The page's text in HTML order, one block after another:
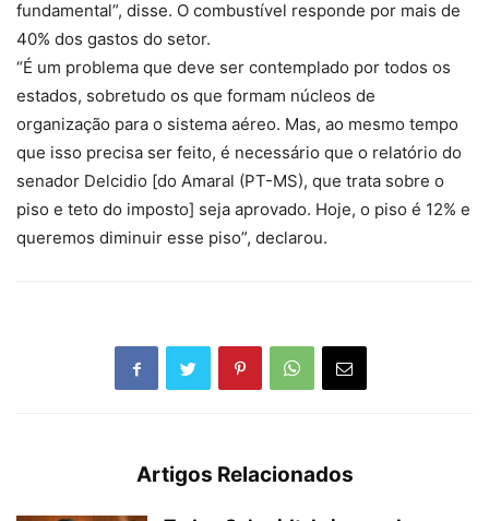
fundamental”, disse. O combustível responde por mais de
40% dos gastos do setor.
“É um problema que deve ser contemplado por todos os
estados, sobretudo os que formam núcleos de
organização para o sistema aéreo. Mas, ao mesmo tempo
que isso precisa ser feito, é necessário que o relatório do
senador Delcidio [do Amaral (PT-MS), que trata sobre o
piso e teto do imposto] seja aprovado. Hoje, o piso é 12% e
queremos diminuir esse piso”, declarou.
Artigos Relacionados